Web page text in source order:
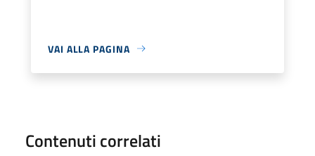
VAI ALLA PAGINA
Contenuti correlati